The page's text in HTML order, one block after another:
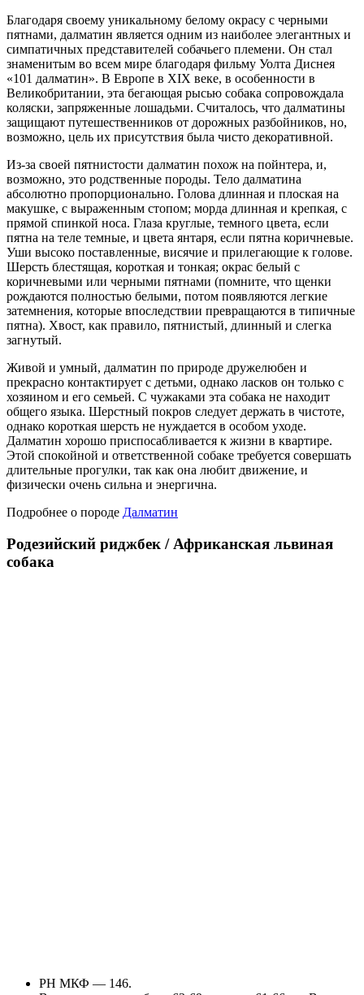
Благодаря своему уникальному белому окрасу с черными
пятнами, далматин является одним из наиболее элегантных и
симпатичных представителей собачьего племени. Он стал
знаменитым во всем мире благодаря фильму Уолта Диснея
«101 далматин». В Европе в XIX веке, в особенности в
Великобритании, эта бегающая рысью собака сопровождала
коляски, запряженные лошадьми. Считалось, что далматины
защищают путешественников от дорожных разбойников, но,
возможно, цель их присутствия была чисто декоративной.
Из-за своей пятнистости далматин похож на пойнтера, и,
возможно, это родственные породы. Тело далматина
абсолютно пропорционально. Голова длинная и плоская на
макушке, с выраженным стопом; морда длинная и крепкая, с
прямой спинкой носа. Глаза круглые, темного цвета, если
пятна на теле темные, и цвета янтаря, если пятна коричневые.
Уши высоко поставленные, висячие и прилегающие к голове.
Шерсть блестящая, короткая и тонкая; окрас белый с
коричневыми или черными пятнами (помните, что щенки
рождаются полностью белыми, потом появляются легкие
затемнения, которые впоследствии превращаются в типичные
пятна). Хвост, как правило, пятнистый, длинный и слегка
загнутый.
Живой и умный, далматин по природе дружелюбен и
прекрасно контактирует с детьми, однако ласков он только с
хозяином и его семьей. С чужаками эта собака не находит
общего языка. Шерстный покров следует держать в чистоте,
однако короткая шерсть не нуждается в особом уходе.
Далматин хорошо приспосабливается к жизни в квартире.
Этой спокойной и ответственной собаке требуется совершать
длительные прогулки, так как она любит движение, и
физически очень сильна и энергична.
Подробнее о породе Далматин
Родезийский риджбек / Африканская львиная
собака
РН МКФ — 146.